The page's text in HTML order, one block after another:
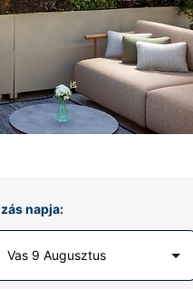
napja:
Vas 9 Augusztus